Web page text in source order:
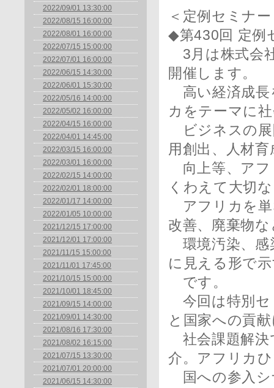
2022/09/01 13:30:00
2022/08/15 16:00:00
2022/08/01 16:00:00
2022/07/15 15:00:00
2022/07/01 16:00:00
2022/06/15 14:30:00
2022/06/01 15:30:00
2022/05/16 14:00:00
2022/05/02 16:00:00
2022/04/15 16:00:00
2022/04/01 14:45:00
2022/03/15 16:00:00
2022/03/01 16:00:00
2022/02/15 14:00:00
2022/02/01 18:00:00
2022/01/17 14:00:00
2022/01/05 10:00:00
2021/12/15 17:00:00
2021/12/01 17:00:00
2021/11/15 15:00:00
2021/11/01 17:45:00
2021/10/15 15:00:00
2021/10/01 18:45:00
2021/09/15 14:00:00
2021/09/01 14:30:00
2021/08/16 17:30:00
2021/08/02 16:15:00
2021/07/15 13:30:00
2021/07/01 20:00:00
2021/06/15 14:30:00
＜定例セミナ
◆第430回 定例
3月は株式会
開催します。
高い経済成長
カをテーマに
ビジネスの展
用創出、人材育
向上等、アフ
くわえて大切
アフリカを単
改善、廃棄物
環境汚染、感
に見える形で
です。
今回は特別セ
と国家への貢
社会課題解決
介。アフリカ
国への参入シ